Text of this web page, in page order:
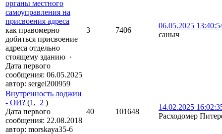
органы местного
самоуправления на
присвоения адреса
как правомерно
добиться присвоение
адреса отдельно
стоящему зданию ·
Дата первого
сообщения: 06.05.2025
автор: sergei200959
3 7406
06.05.2025
саныч
Внутренность лоджии
- ОИ? (1 , 2 )
Дата первого
сообщения: 22.08.2018
автор: morskaya35-6
40 101648
14.02.2025
Расходомер